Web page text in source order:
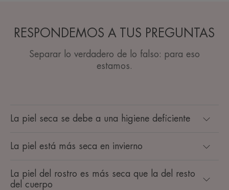
RESPONDEMOS A TUS PREGUNTAS
Separar lo verdadero de lo falso: para eso
estamos.
La piel seca se debe a una higiene deficiente
La piel está más seca en invierno
La piel del rostro es más seca que la del resto
del cuerpo